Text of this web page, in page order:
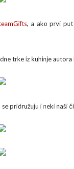
, a ako prvi
trke iz kuhinje autora
se pridružuju i neki naši